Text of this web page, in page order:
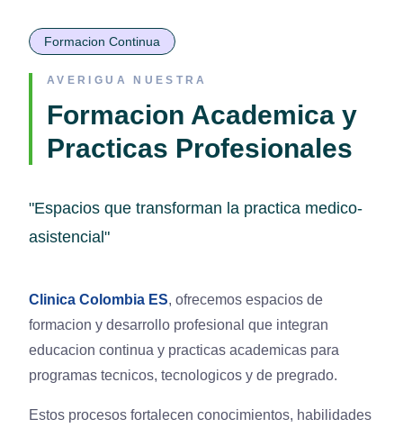
Formacion Continua
AVERIGUA NUESTRA
Formacion Academica y
Practicas Profesionales
"Espacios que transforman la practica medico-
asistencial"
Clinica Colombia ES, ofrecemos espacios de
formacion y desarrollo profesional que integran
educacion continua y practicas academicas para
programas tecnicos, tecnologicos y de pregrado.
Estos procesos fortalecen conocimientos, habilidades